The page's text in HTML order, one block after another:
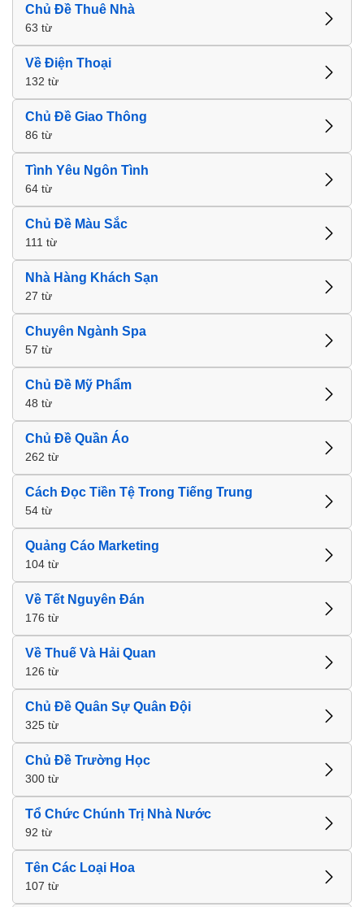
Chủ Đề Thuê Nhà
63 từ
Về Điện Thoại
132 từ
Chủ Đề Giao Thông
86 từ
Tình Yêu Ngôn Tình
64 từ
Chủ Đề Màu Sắc
111 từ
Nhà Hàng Khách Sạn
27 từ
Chuyên Ngành Spa
57 từ
Chủ Đề Mỹ Phẩm
48 từ
Chủ Đề Quần Áo
262 từ
Cách Đọc Tiền Tệ Trong Tiếng Trung
54 từ
Quảng Cáo Marketing
104 từ
Về Tết Nguyên Đán
176 từ
Về Thuế Và Hải Quan
126 từ
Chủ Đề Quân Sự Quân Đội
325 từ
Chủ Đề Trường Học
300 từ
Tổ Chức Chúnh Trị Nhà Nước
92 từ
Tên Các Loại Hoa
107 từ